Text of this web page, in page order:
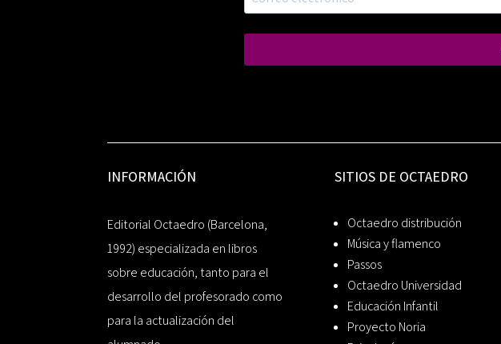
INFORMACIÓN
Editorial Octaedro (Barcelona,
1992) especializada en libros
sobre educación, tanto para el
desarrollo del profesorado como
para la actualización del
SITIOS DE OCTAEDRO
Octaedro distribución
Música y flamenco
Passos
Octaedro Universidad
Educación Infantil
Proyecto Noria